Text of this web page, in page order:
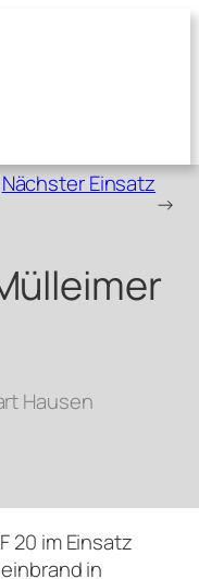
Nächster Einsatz
→
Hausen
20 im Einsatz
in